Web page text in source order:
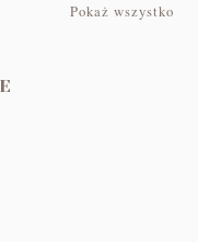
Pokaż wszystko